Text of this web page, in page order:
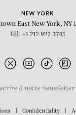
Swan on fire
NEW YORK
East New York, NY
Tél. +1 212 922 3745
à notre newsletter
Confidentiality